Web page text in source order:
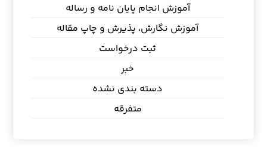
آموزش انجام پایان نامه و رساله
آموزش نگارش، پذیرش و چاپ مقاله
ثبت درخواست
خبر
دسته بندی نشده
متفرقه